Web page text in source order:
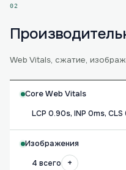
02
Web Vitals, сжатие,
Core Web Vitals
LCP 0.90s, INP 0ms,
Изображения
4 всего
+